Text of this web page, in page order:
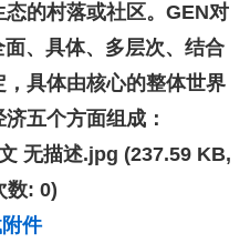
的村落或社区。GEN对
、具体、多层次、结合
，具体由核心的整体世界
五个方面组成：
无描述.jpg (237.59 KB,
数: 0)
件